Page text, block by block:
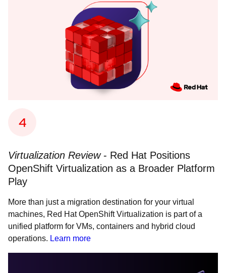
Virtualization Review- Red Hat Positions
OpenShift Virtualization as a Broader Platform
Play
More than just a migration destination for your virtual
machines, Red Hat OpenShift Virtualization is part of a
unified platform for VMs, containers and hybrid cloud
operations. Learn more